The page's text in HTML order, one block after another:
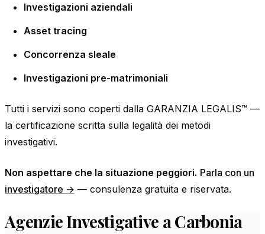
Investigazioni aziendali
Asset tracing
Concorrenza sleale
Investigazioni pre-matrimoniali
Tutti i servizi sono coperti dalla GARANZIA LEGALIS™ —
la certificazione scritta sulla legalità dei metodi
investigativi.
Non aspettare che la situazione peggiori. Parla con un
investigatore → — consulenza gratuita e riservata.
Agenzie Investigative a Carbonia